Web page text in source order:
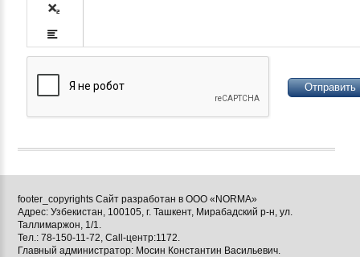





footer_copyrights Сайт разработан в ООО «NORMA»
Адрес: Узбекистан, 100105, г. Ташкент, Мирабадский р-н, ул.
Таллимаржон, 1/1.
Тел.: 78-150-11-72, Call-центр:1172.
Главный администратор: Мосин Константин Васильевич.